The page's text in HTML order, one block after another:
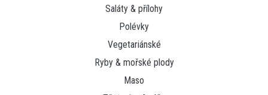
Saláty & přílohy
Polévky
Vegetariánské
Ryby & mořské plody
Maso